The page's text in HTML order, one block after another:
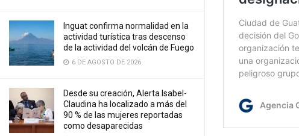
Inguat confirma normalidad en la
actividad turística tras descenso
de la actividad del volcán de Fuego
6 DE AGOSTO DE 2026
Desde su creación, Alerta Isabel-
Claudina ha localizado a más del
90 % de las mujeres reportadas
como desaparecidas